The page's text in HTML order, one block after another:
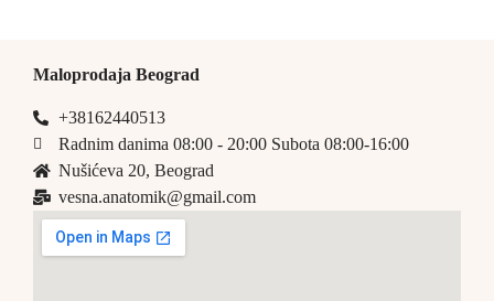
Maloprodaja Beograd
+38162440513
Radnim danima 08:00 - 20:00 Subota 08:00-16:00
Nušićeva 20, Beograd
vesna.anatomik@gmail.com​